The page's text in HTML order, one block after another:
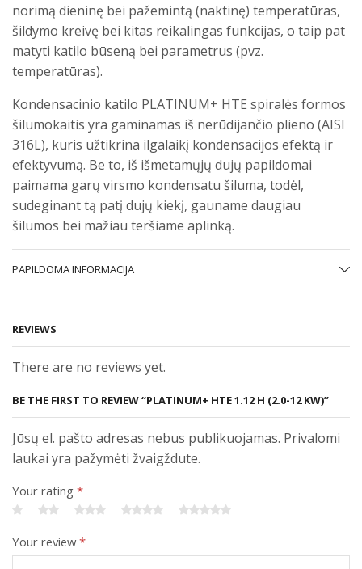
norimą dieninę bei pažemintą (naktinę) temperatūras,
šildymo kreivę bei kitas reikalingas funkcijas, o taip pat
matyti katilo būseną bei parametrus (pvz.
temperatūras).
Kondensacinio katilo PLATINUM+ HTE spiralės formos
šilumokaitis yra gaminamas iš nerūdijančio plieno (AISI
316L), kuris užtikrina ilgalaikį kondensacijos efektą ir
efektyvumą. Be to, iš išmetamųjų dujų papildomai
paimama garų virsmo kondensatu šiluma, todėl,
sudeginant tą patį dujų kiekį, gauname daugiau
šilumos bei mažiau teršiame aplinką.
PAPILDOMA INFORMACIJA
REVIEWS
There are no reviews yet.
BE THE FIRST TO REVIEW “PLATINUM+ HTE 1.12 H (2.0-12 KW)”
Jūsų el. pašto adresas nebus publikuojamas. Privalomi
laukai yra pažymėti žvaigždute.
Your rating *
Your review*